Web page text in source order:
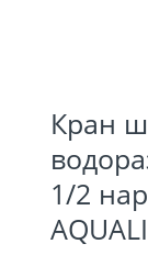
Кран
1/2